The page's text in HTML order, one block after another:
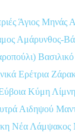
Άγιος Μηνάς
Αμάρυνθος-
Βασιλικό
Ερέτρια
Κύμη Λίμνη
Αιδηψού
Νέα Λάμψακος